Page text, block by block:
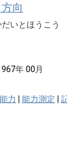
向
いとほうこう
年 00月
力 能力測定